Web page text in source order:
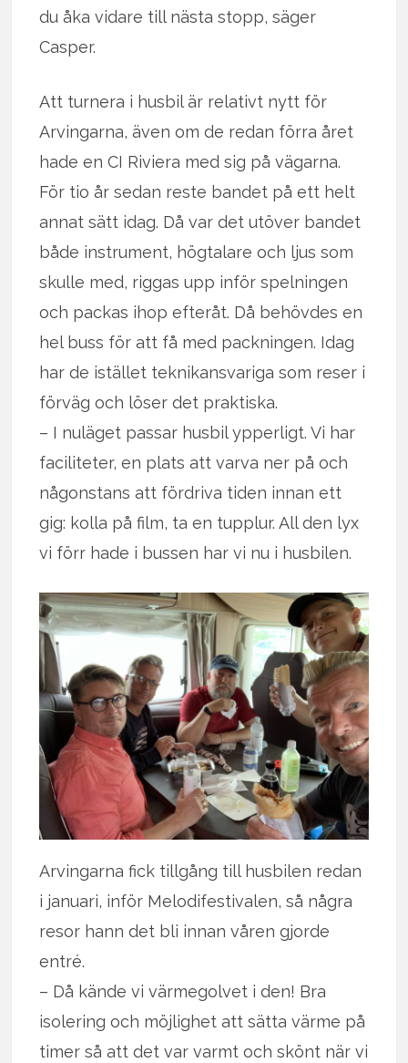
du åka vidare till nästa stopp, säger
Casper.
Att turnera i husbil är relativt nytt för
Arvingarna, även om de redan förra året
hade en CI Riviera med sig på vägarna.
För tio år sedan reste bandet på ett helt
annat sätt idag. Då var det utöver bandet
både instrument, högtalare och ljus som
skulle med, riggas upp inför spelningen
och packas ihop efteråt. Då behövdes en
hel buss för att få med packningen. Idag
har de istället teknikansvariga som reser i
förväg och löser det praktiska.
– I nuläget passar husbil ypperligt. Vi har
faciliteter, en plats att varva ner på och
någonstans att fördriva tiden innan ett
gig: kolla på film, ta en tupplur. All den lyx
vi förr hade i bussen har vi nu i husbilen.
Arvingarna fick tillgång till husbilen redan
i januari, inför Melodifestivalen, så några
resor hann det bli innan våren gjorde
entré.
– Då kände vi värmegolvet i den! Bra
isolering och möjlighet att sätta värme på
timer så att det var varmt och skönt när vi